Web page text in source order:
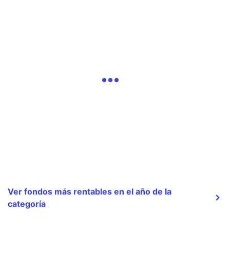
Ver fondos más rentables en el año de la
categoría